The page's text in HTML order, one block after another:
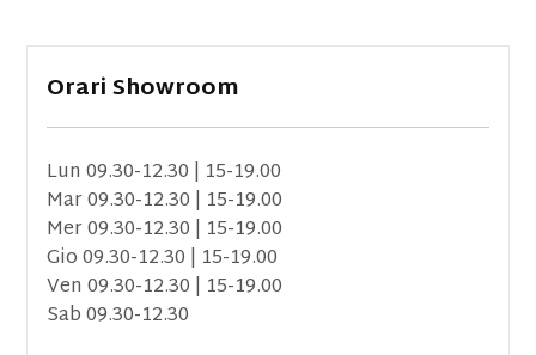
Orari Showroom
Lun 09.30-12.30 | 15-19.00
Mar 09.30-12.30 | 15-19.00
Mer 09.30-12.30 | 15-19.00
Gio 09.30-12.30 | 15-19.00
Ven 09.30-12.30 | 15-19.00
Sab 09.30-12.30